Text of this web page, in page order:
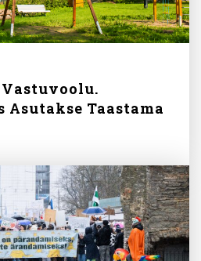
Asutakse Taastama